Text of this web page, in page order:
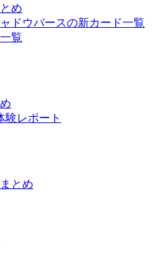
め
ドウバースの新カード一覧
覧
験レポート
とめ